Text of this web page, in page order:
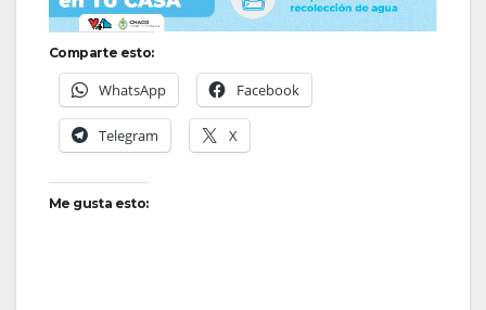
Comparte esto:
WhatsApp Facebook
Telegram X
Me gusta esto: